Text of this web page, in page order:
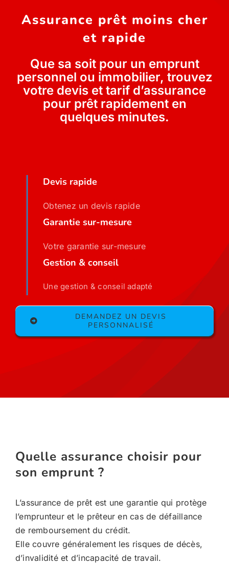
Assurance décennale
Assurance prêt moins cher
et rapide
Que sa soit pour un emprunt
personnel ou immobilier, trouvez
votre devis et tarif d’assurance
pour prêt rapidement en
quelques minutes.
Devis rapide
Obtenez un devis rapide
Garantie sur-mesure
Votre garantie sur-mesure
Gestion & conseil
Une gestion & conseil adapté
DEMANDEZ UN DEVIS
PERSONNALISÉ
Quelle assurance choisir pour
son emprunt ?
L’assurance de prêt est une garantie qui protège
l’emprunteur et le prêteur en cas de défaillance
de remboursement du crédit.
Elle couvre généralement les risques de décès,
d’invalidité et d’incapacité de travail.